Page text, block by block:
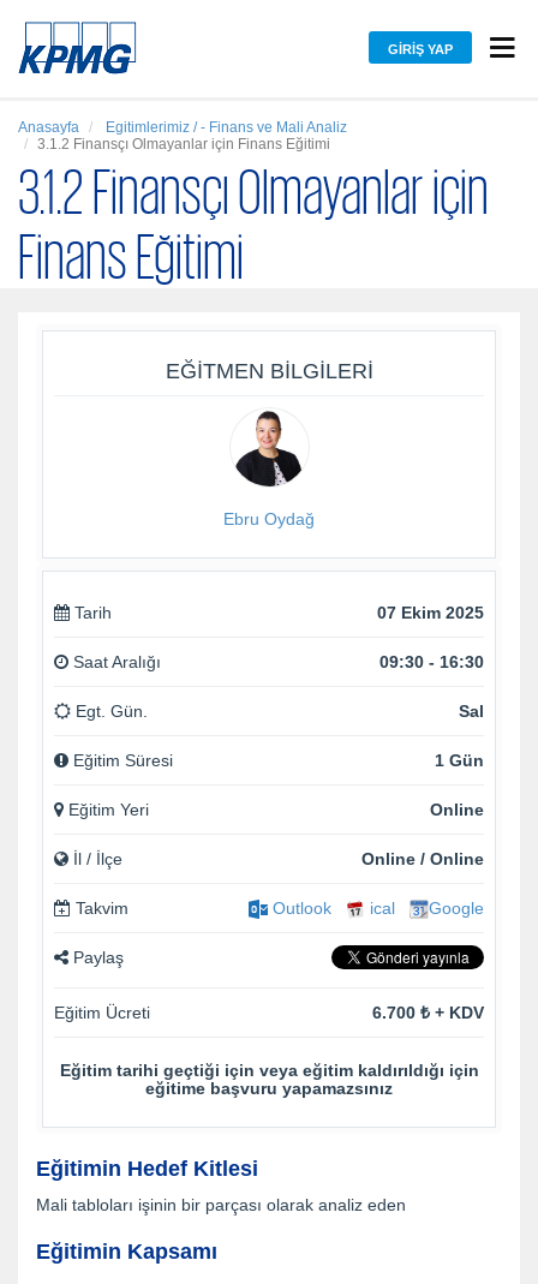
GIRIŞ YAP
Anasayfa
Egitimlerimiz / - Finans ve Mali Analiz
3.1.2 Finansçı Olmayanlar için Finans Eğitimi
3.1.2 Finansçı Olmayanlar için
Finans Eğitimi
EĞITMEN BILGILERI
Ebru Oydağ
Tarih 07 Ekim 2025
Saat Aralığı 09:30 - 16:30
Egt. Gün. Sal
Eğitim Süresi 1 Gün
Eğitim Yeri Online
İl / İlçe Online / Online
Takvim Outlook ical Google
Paylaş
Eğitim Ücreti 6.700 ₺ + KDV
Eğitim tarihi geçtiği için veya eğitim kaldırıldığı için
eğitime başvuru yapamazsınız
Eğitimin Hedef Kitlesi
Mali tabloları işinin bir parçası olarak analiz eden
Eğitimin Kapsamı